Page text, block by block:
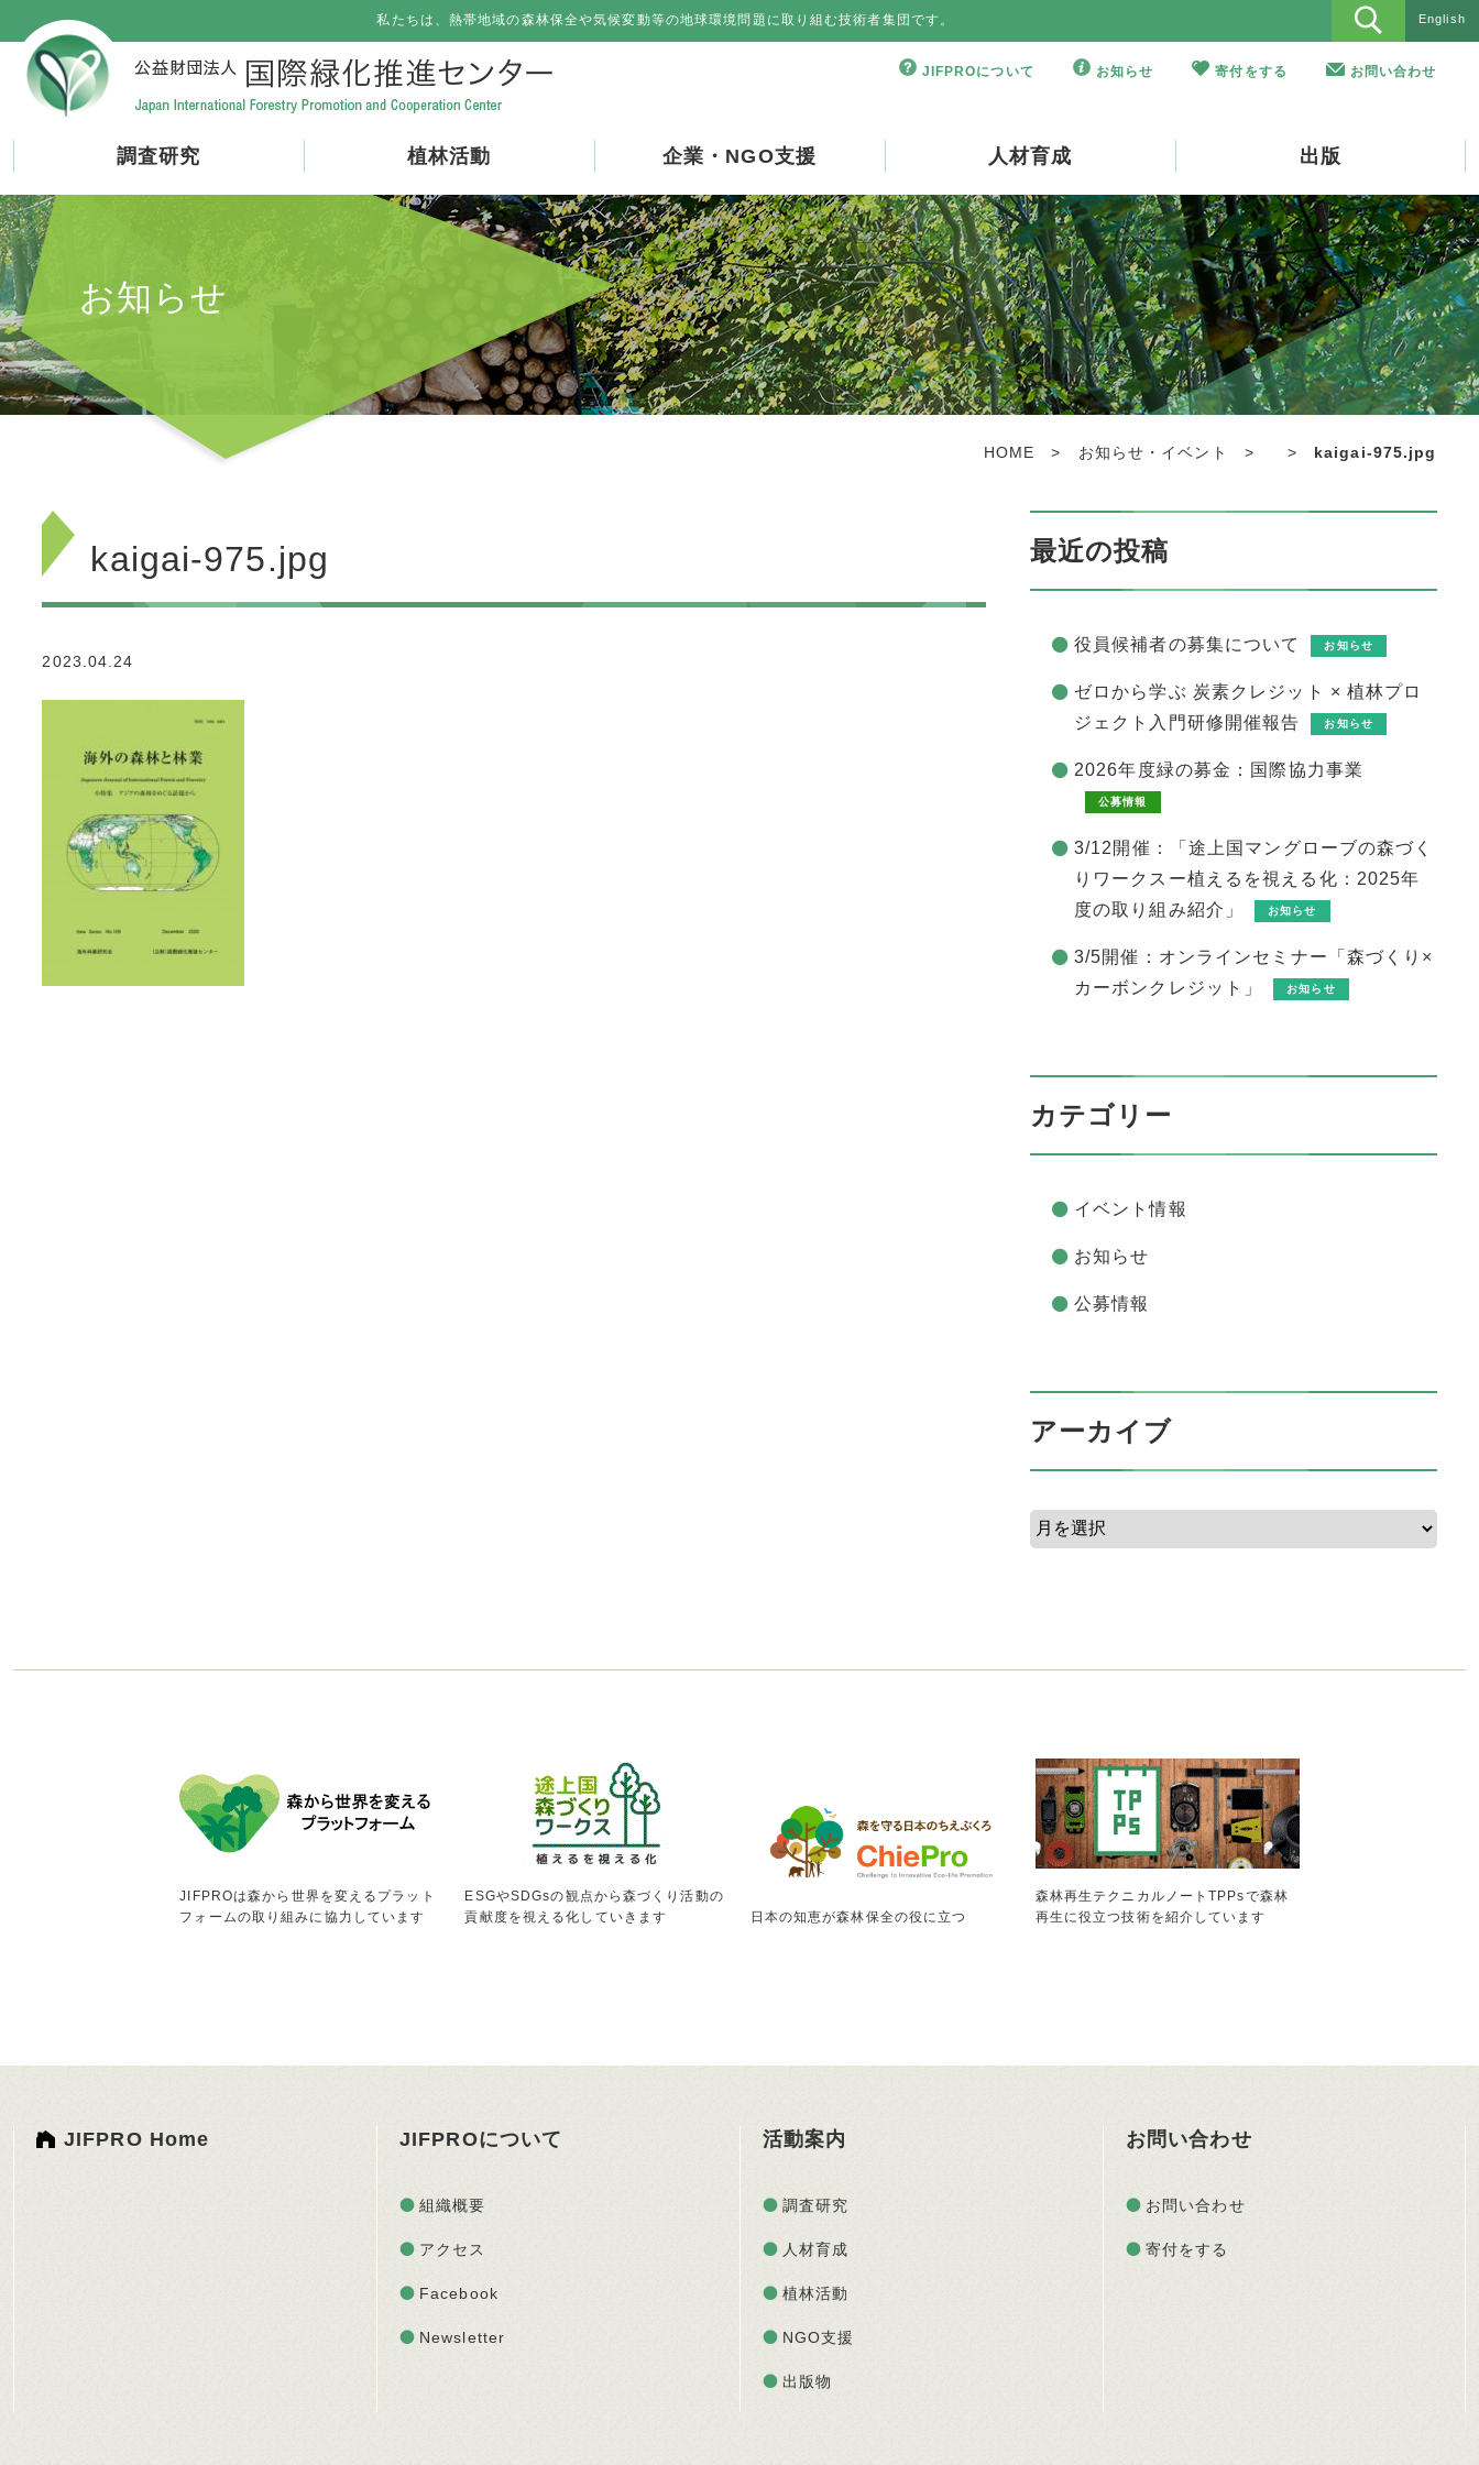
私たちは、熱帯地域の森林保全や気候変動等の地球環境問題に取り組む技術者集団です。 English
JIFPROについて お知らせ 寄付をする お問い合わせ
調査研究 植林活動 企業・NGO支援 人材育成 出版
お知らせ
HOME > お知らせ・イベント > > kaigai-975.jpg
kaigai-975.jpg
2023.04.24
最近の投稿
役員候補者の募集について お知らせ
ゼロから学ぶ 炭素クレジット × 植林プロ
ジェクト入門研修開催報告
お知らせ
2026年度緑の募金：国際協力事業
公募情報
3/12開催：「途上国マングローブの森づく
りワークスー植えるを視える化：2025年
度の取り組み紹介」
お知らせ
3/5開催：オンラインセミナー「森づくり×
カーボンクレジット」
お知らせ
カテゴリー
イベント情報
お知らせ
公募情報
アーカイブ
JIFPROは森から世界を変えるプラット
フォームの取り組みに協力しています
ESGやSDGsの観点から森づくり活動の
貢献度を視える化していきます
日本の知恵が森林保全の役に立つ
森林再生テクニカルノートTPPsで森林
再生に役立つ技術を紹介しています
JIFPRO Home JIFPROについて
組織概要
アクセス
Facebook
Newsletter
活動案内
調査研究
人材育成
植林活動
NGO支援
出版物
お問い合わせ
お問い合わせ
寄付をする